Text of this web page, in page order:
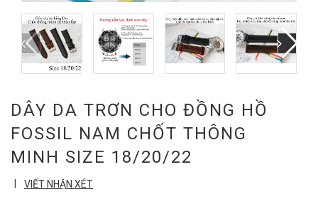
DÂY DA TRƠN CHO ĐỒNG HỒ
FOSSIL NAM CHỐT THÔNG
MINH SIZE 18/20/22
VIẾT NHẬN XÉT